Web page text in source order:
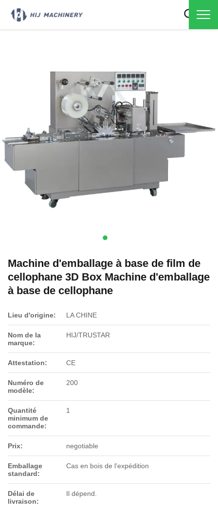
Machine d'emballage à base de film de
cellophane 3D Box Machine d'emballage
à base de cellophane
Lieu d'origine: LA CHINE
Nom de la
marque:
HIJ/TRUSTAR
Attestation: CE
Numéro de
modèle:
200
Quantité
minimum de
commande:
1
Prix: negotiable
Emballage
standard:
Cas en bois de l'expédition
Délai de
livraison:
Il dépend.